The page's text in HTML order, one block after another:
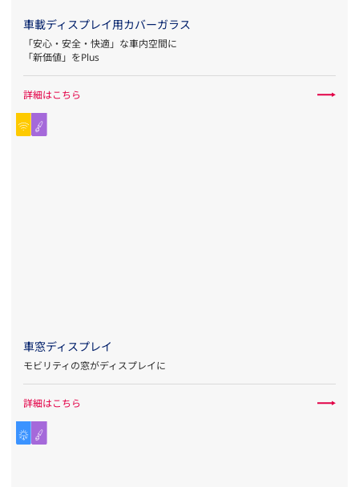
車載ディスプレイ用カバーガラス
「安心・安全・快適」な車内空間に
「新価値」をPlus
詳細はこちら
車窓ディスプレイ
モビリティの窓がディスプレイに
詳細はこちら